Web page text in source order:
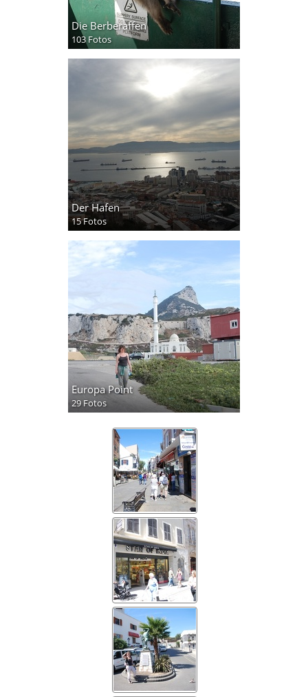
Die Berberaffen
103 Fotos
Der Hafen
15 Fotos
Europa Point
29 Fotos